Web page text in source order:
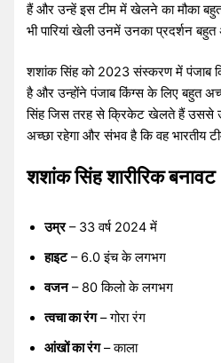
हैं और उन्हें इस टीम में खेलने का मौका
भी पारियां खेली उनमें उनका प्रदर्शन बहुत
शशांक सिंह को 2023 संस्करण में पंजाब
है और उन्होंने पंजाब किंग्स के लिए बहुत
सिंह जिस तरह से क्रिकेट खेलते हैं उससे
अच्छा रहेगा और संभव है कि वह भारतीय
शशांक सिंह शारीरिक बनावट
उम्र– 33 वर्ष 2024 में
हाइट– 6.0 इंच के लगभग
वजन– 80 किलो के लगभग
त्वचा का रंग– गोरा रंग
आंखों का रंग– काला